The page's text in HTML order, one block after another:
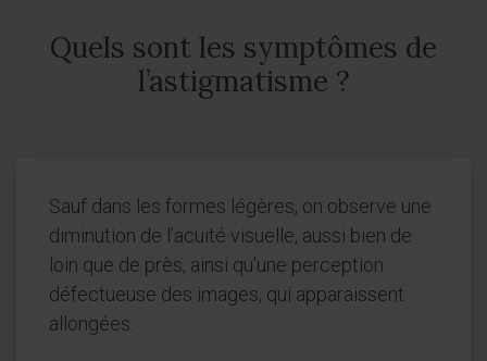
Quels sont les symptômes de
l’astigmatisme ?
Sauf dans les formes légères, on observe une
diminution de l’acuité visuelle, aussi bien de
loin que de près, ainsi qu’une perception
défectueuse des images, qui apparaissent
allongées.